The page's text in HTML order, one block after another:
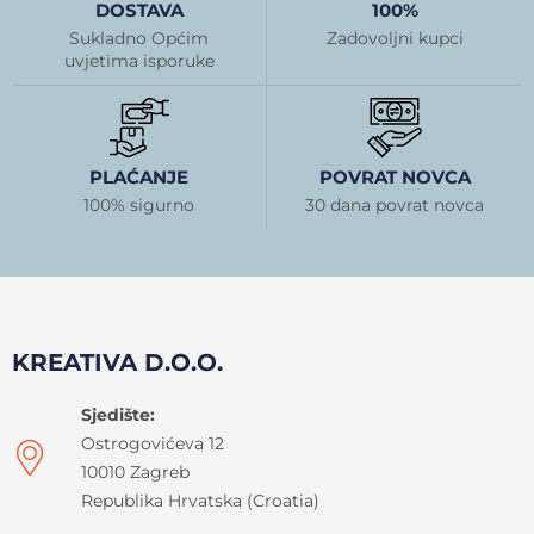
DOSTAVA
Sukladno Općim
uvjetima isporuke
100%
Zadovoljni kupci
PLAĆANJE
100% sigurno
POVRAT NOVCA
30 dana povrat novca
KREATIVA D.O.O.
Sjedište:
Ostrogovićeva 12
10010 Zagreb
Republika Hrvatska (Croatia)